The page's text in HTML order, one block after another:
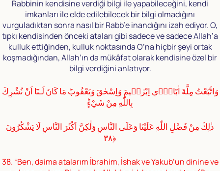
Rabbinin kendisine verdiği bilgi ile yapabileceğini, kendi
imkanları ile elde edilebilecek bir bilgi olmadığını
vurguladıktan sonra nasıl bir Rabb’e inandığını izah ediyor. O,
tıpkı kendisinden önceki ataları gibi sadece ve sadece Allah’a
kulluk ettiğinden, kulluk noktasında O’na hiçbir şeyi ortak
koşmadığından, Allah’ın da mükâfat olarak kendisine özel bir
bilgi verdiğini anlatıyor.
وَاتَّبَعْتُ مِلَّةَ اٰبَٓاءٖٓي اِبْرٰهٖيمَ وَاِسْحٰقَ وَيَعْقُوبَؕ مَا كَانَ لَـنَٓا اَنْ نُشْرِكَ
بِاللّٰهِ مِنْ شَيْءٍؕ
ذٰلِكَ مِنْ فَضْلِ اللّٰهِ عَلَيْنَا وَعَلَى النَّاسِ وَلٰكِنَّ اَكْثَرَ النَّاسِ لَا يَشْكُرُونَ
﴿٣٨
38. “Ben, daima atalarım İbrahim, İshak ve Yakub’un dinine ve